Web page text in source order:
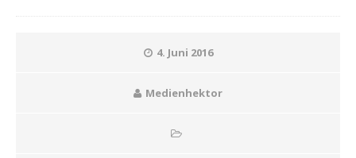
4. Juni 2016
Medienhektor